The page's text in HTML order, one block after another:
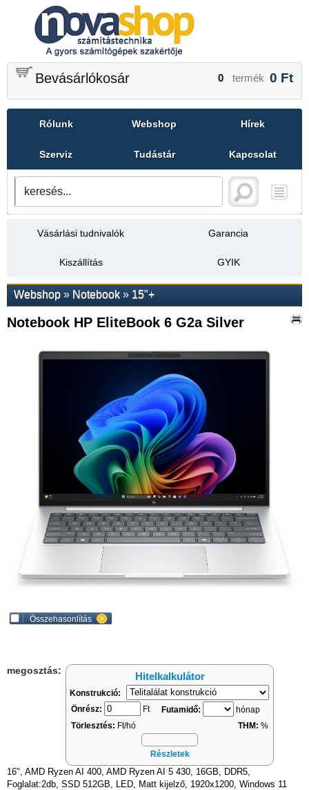
Bevásárlókosár 0 termék 0 Ft
Rólunk Webshop Hírek
Szerviz Tudástár Kapcsolat
Vásárlási tudnivalók Garancia
Kiszállítás GYIK
Webshop » Notebook » 15"+
Notebook HP EliteBook 6 G2a Silver
Összehasonlítás
megosztás:
Hitelkalkulátor
Konstrukció:
Önrész:
Ft Futamidő:
hónap
Törlesztés: Ft/hó THM: %
Részletek
16", AMD Ryzen AI 400, AMD Ryzen AI 5 430, 16GB, DDR5,
Foglalat:2db, SSD 512GB, LED, Matt kijelző, 1920x1200, Windows 11